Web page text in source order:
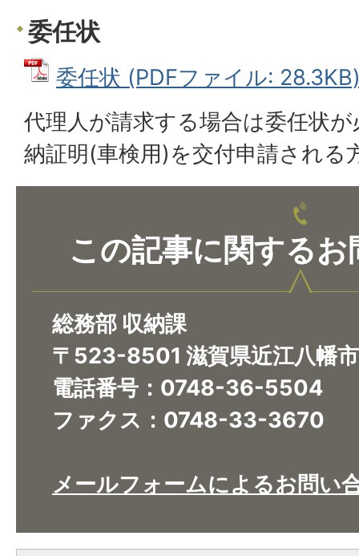
委任状
委任状 (PDFファイル:
代理人が請求する場合は委任状
納証明(車検用)を交付申請される
この記事に関するお
総務部 収納課
〒523-8501 滋賀県近江八幡
電話番号：0748-36-5504
ファクス：0748-33-3670
メールフォームによるお問い